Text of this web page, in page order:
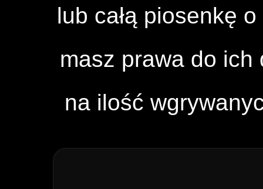
lub całą piosenkę
masz prawa do
na ilość